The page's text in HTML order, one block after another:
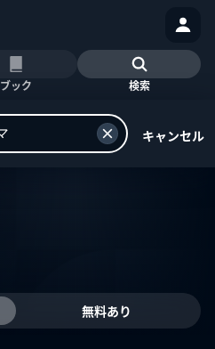
ブック 検索
キャンセル
無料あり